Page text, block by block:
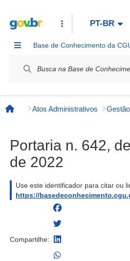
PT-BR
Base de Conhecimento da
Página inicial
Atos Administrativos
Portaria n. 642,
de 2022
Use este identificador para citar ou
https://
Compartilhe: